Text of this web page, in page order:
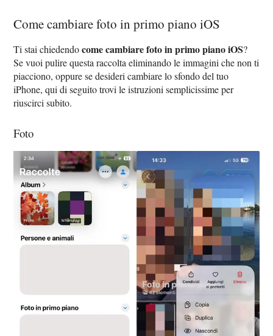
Come cambiare foto in primo piano iOS
Ti stai chiedendocome cambiare foto in primo piano iOS?
Se vuoi pulire questa raccolta eliminando le immagini che non ti
piacciono, oppure se desideri cambiare lo sfondo del tuo
iPhone, qui di seguito trovi le istruzioni semplicissime per
riuscirci subito.
Foto